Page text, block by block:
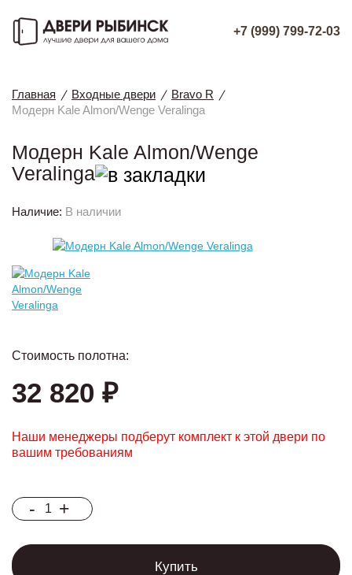
+7 (999) 799-72-03
Главная Входные двери
Bravo R
Модерн Kale Almon/Wenge Veralinga
Модерн Kale Almon/Wenge
Veralinga
Наличие: В наличии
Стоимость полотна:
32 820 ₽
Наши менеджеры подберут комплект к этой двери по
вашим требованиям
- +
Купить